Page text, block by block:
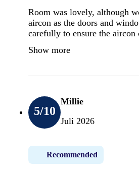
Room was lovely, although
aircon as the doors and
carefully to ensure the aircon
Show more
5/10
Millie
Juli 2026
Recommended